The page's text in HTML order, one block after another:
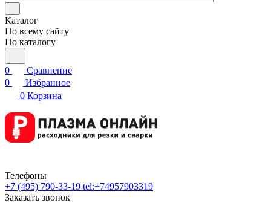
Каталог
По всему сайту
По каталогу
0
Сравнение
0
Избранное
0 Корзина
Телефоны
+7 (495) 790-33-19 tel:+74957903319
Заказать звонок